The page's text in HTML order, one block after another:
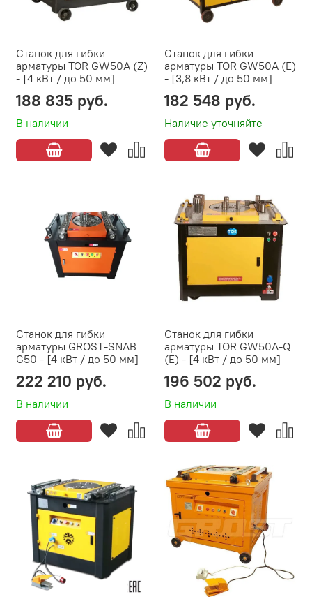
Станок для гибки
арматуры TOR GW50A (Z)
- [4 кВт / до 50 мм]
В наличии
188 835 руб.
Станок для гибки
арматуры TOR GW50A (E)
- [3,8 кВт / до 50 мм]
Наличие уточняйте
182 548 руб.
Станок для гибки
арматуры GROST-SNAB
G50 - [4 кВт / до 50 мм]
В наличии
222 210 руб.
Станок для гибки
арматуры TOR GW50A-Q
(E) - [4 кВт / до 50 мм]
В наличии
196 502 руб.